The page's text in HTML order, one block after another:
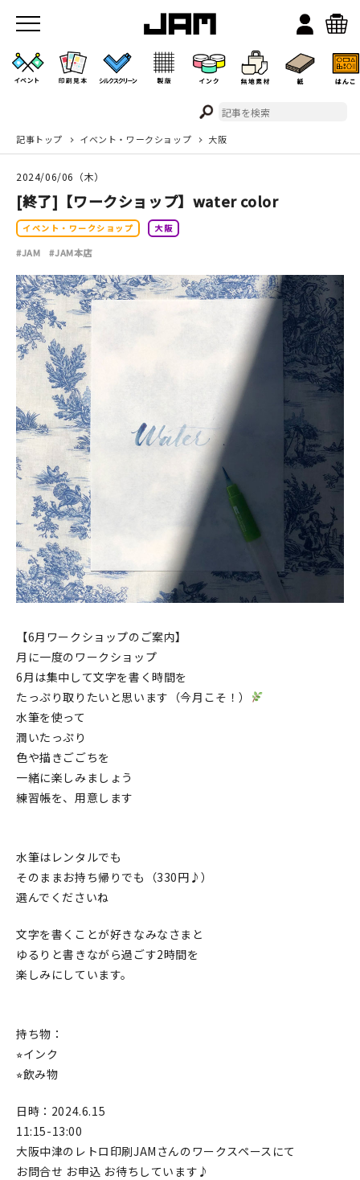
JAMのこと
お店/ワークスペース
イベント
印刷見本
シルクスクリーン
無地素材
紙
本
文房具
雑貨
はんこ
JAMグッズ
台湾グッズ
在庫限り
読みもの
ギャラリー
マイアカウント
カートを見る
お買い物ガイド
記事トップ イベント・ワークショップ 大阪
2024/06/06（木）
[終了]【ワークショップ】water color
イベント・ワークショップ 大阪
#JAM #JAM本店
【6月ワークショップのご案内】
月に一度のワークショップ
6月は集中して文字を書く時間を
たっぷり取りたいと思います（今月こそ！）
水筆を使って
潤いたっぷり
色や描きごごちを
一緒に楽しみましょう
練習帳を、用意します
水筆はレンタルでも
そのままお持ち帰りでも（330円♪）
選んでくださいね
文字を書くことが好きなみなさまと
ゆるりと書きながら過ごす2時間を
楽しみにしています。
持ち物：
⭐︎インク
⭐︎飲み物
日時：2024.6.15
11:15-13:00
大阪中津のレトロ印刷JAMさんのワークスペースにて
お問合せ お申込 お待ちしています♪